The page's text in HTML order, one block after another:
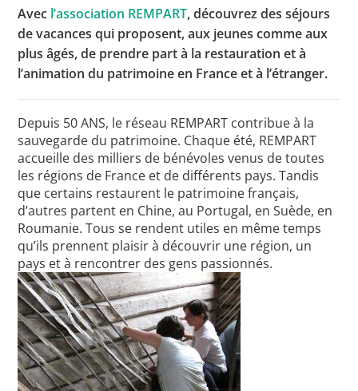
Toutes les actualités
Concours de recrutement
Concours scolaires
Conférences, tables rondes
Critique d’ouvrages publiés
Culture
Avec l’association REMPART, découvrez des séjours
de vacances qui proposent, aux jeunes comme aux
plus âgés, de prendre part à la restauration et à
l’animation du patrimoine en France et à l’étranger.
Depuis 50 ANS, le réseau REMPART contribue à la
sauvegarde du patrimoine. Chaque été, REMPART
accueille des milliers de bénévoles venus de toutes
les régions de France et de différents pays. Tandis
que certains restaurent le patrimoine français,
d’autres partent en Chine, au Portugal, en Suède, en
Roumanie. Tous se rendent utiles en même temps
qu’ils prennent plaisir à découvrir une région, un
pays et à rencontrer des gens passionnés.